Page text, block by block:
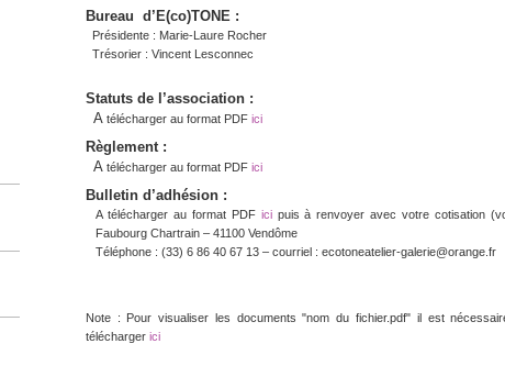
Bureau d’E(co)TONE :
Présidente : Marie-Laure Rocher
Trésorier : Vincent Lesconnec
Statuts de l’association :
A télécharger au format PDF ici
Règlement :
A télécharger au format PDF ici
Bulletin d’adhésion :
A télécharger au format PDF icipuis à renvoyer avec votre cotisation
Faubourg Chartrain – 41100 Vendôme
Téléphone : (33) 6 86 40 67 13 – courriel : ecotoneatelier-galerie@orange.fr
Note : Pour visualiser les documents"nom du fichier.pdf" il est
télécharger ici